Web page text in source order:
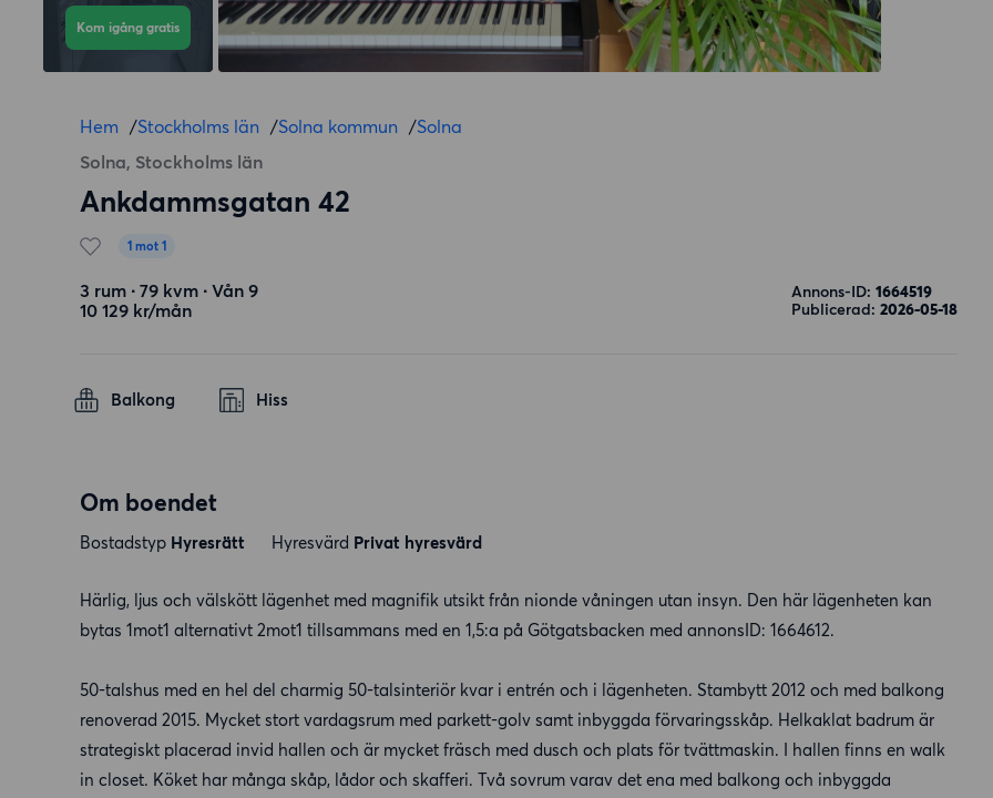
Kom igång gratis
Hem /Stockholms län /Solna kommun /Solna
Solna, Stockholms län
Ankdammsgatan 42
1 mot 1
3 rum ∙ 79 kvm ∙ Vån 9
10 129 kr/mån
Annons-ID: 1664519
Publicerad: 2026-05-18
Balkong Hiss
Om boendet
Bostadstyp Hyresrätt Hyresvärd Privat hyresvärd
Härlig, ljus och välskött lägenhet med magnifik utsikt från nionde våningen utan insyn. Den här lägenheten kan
bytas 1mot1 alternativt 2mot1 tillsammans med en 1,5:a på Götgatsbacken med annonsID: 1664612.
50-talshus med en hel del charmig 50-talsinteriör kvar i entrén och i lägenheten. Stambytt 2012 och med balkong
renoverad 2015. Mycket stort vardagsrum med parkett-golv samt inbyggda förvaringsskåp. Helkaklat badrum är
strategiskt placerad invid hallen och är mycket fräsch med dusch och plats för tvättmaskin. I hallen finns en walk
in closet. Köket har många skåp, lådor och skafferi. Två sovrum varav det ena med balkong och inbyggda